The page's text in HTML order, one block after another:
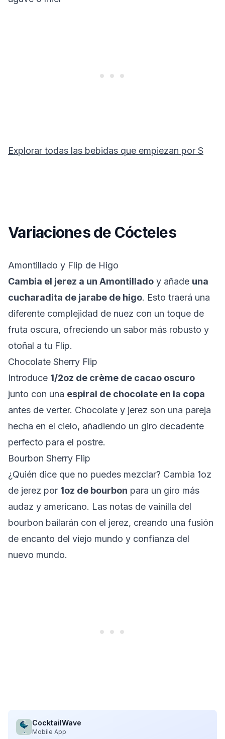
Explorar todas las bebidas que empiezan por S
Variaciones de Cócteles
Amontillado y Flip de Higo
Cambia el jerez a un Amontillado y añade una
cucharadita de jarabe de higo. Esto traerá una
diferente complejidad de nuez con un toque de
fruta oscura, ofreciendo un sabor más robusto y
otoñal a tu Flip.
Chocolate Sherry Flip
Introduce 1/2oz de crème de cacao oscuro
junto con una espiral de chocolate en la copa
antes de verter. Chocolate y jerez son una pareja
hecha en el cielo, añadiendo un giro decadente
perfecto para el postre.
Bourbon Sherry Flip
¿Quién dice que no puedes mezclar? Cambia 1oz
de jerez por 1oz de bourbon para un giro más
audaz y americano. Las notas de vainilla del
bourbon bailarán con el jerez, creando una fusión
de encanto del viejo mundo y confianza del
nuevo mundo.
CocktailWave
Mobile App